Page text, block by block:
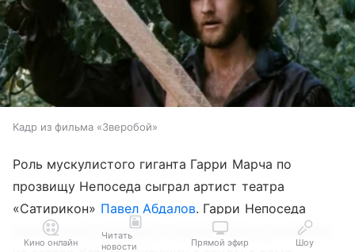
Кадр из фильма «Зверобой»
Роль мускулистого гиганта Гарри Марча по
прозвищу Непоседа сыграл артист театра
«Сатирикон» Павел Абдалов. Гарри Непоседа
ищет случая произвести впечатление на старшую
Кино онлайн
Читать
новости
Прямой эфир Шоу